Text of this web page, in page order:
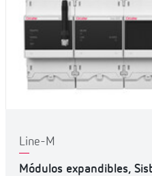
Line-M
Módulos expandibles,